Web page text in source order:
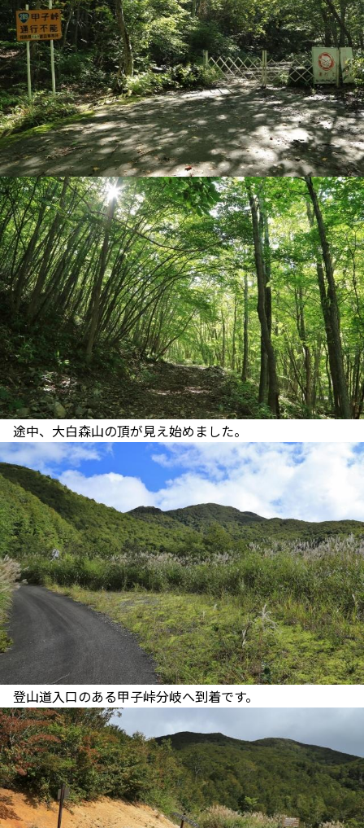
途中、大白森山の頂が見え始めました。
登山道入口のある甲子峠分岐へ到着です。